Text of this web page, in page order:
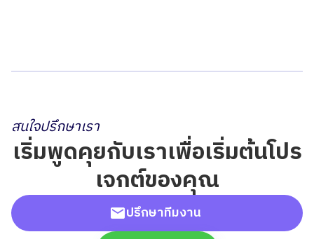
สนใจปรึกษาเรา
เริ่มพูดคุยกับเราเพื่อเริ่มต้นโปร
เจกต์ของคุณ
ปรึกษาทีมงาน